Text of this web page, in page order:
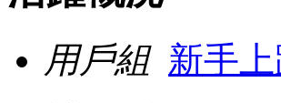
用戶組 新手